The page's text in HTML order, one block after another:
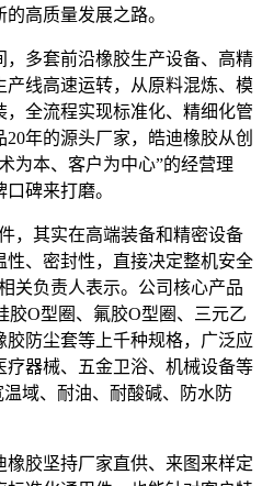
高质量发展之路。
多套前沿橡胶生产设备、高精
线高速运转，从原料混炼、模
全流程实现标准化、精细化管
年的源头厂家，皓迪橡胶从创
为本、客户为中心”的经营理
碑来打磨。
，其实在高端装备和精密设备
性、密封性，直接决定整机安全
关负责人表示。公司核心产品
胶O型圈、氟胶O型圈、三元乙
防尘套等上千种规格，广泛应
器械、五金卫浴、机械设备等
域、耐油、耐酸碱、防水防
橡胶坚持厂家直供、来图来样定